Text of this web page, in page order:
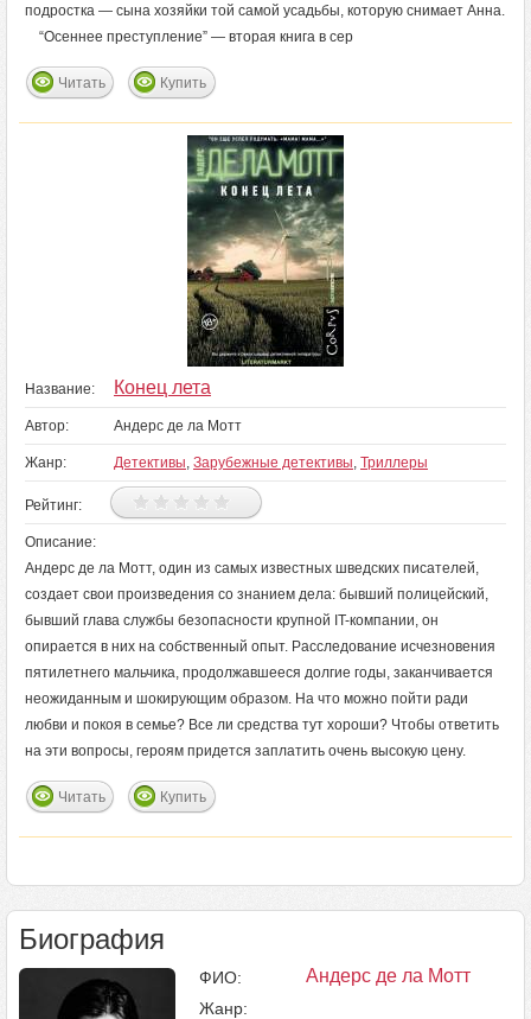
подростка — сына хозяйки той самой усадьбы, которую снимает Анна.
“Осеннее преступление” — вторая книга в сер
Читать Купить
Название: Конец лета
Автор: Андерс де ла Мотт
Жанр: Детективы, Зарубежные детективы, Триллеры
Рейтинг:
Описание:
Андерс де ла Мотт, один из самых известных шведских писателей,
создает свои произведения со знанием дела: бывший полицейский,
бывший глава службы безопасности крупной IT-компании, он
опирается в них на собственный опыт. Расследование исчезновения
пятилетнего мальчика, продолжавшееся долгие годы, заканчивается
неожиданным и шокирующим образом. На что можно пойти ради
любви и покоя в семье? Все ли средства тут хороши? Чтобы ответить
на эти вопросы, героям придется заплатить очень высокую цену.
Читать Купить
Биография
ФИО: Андерс де ла Мотт
Жанр: